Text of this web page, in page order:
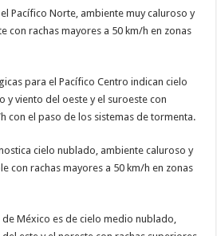
Pacífico Norte, ambiente muy caluroso y
con rachas mayores a 50 km/h en zonas
para el Pacífico Centro indican cielo
y viento del oeste y el suroeste con
con el paso de los sistemas de tormenta.
cielo nublado, ambiente caluroso y
con rachas mayores a 50 km/h en zonas
México es de cielo medio nublado,